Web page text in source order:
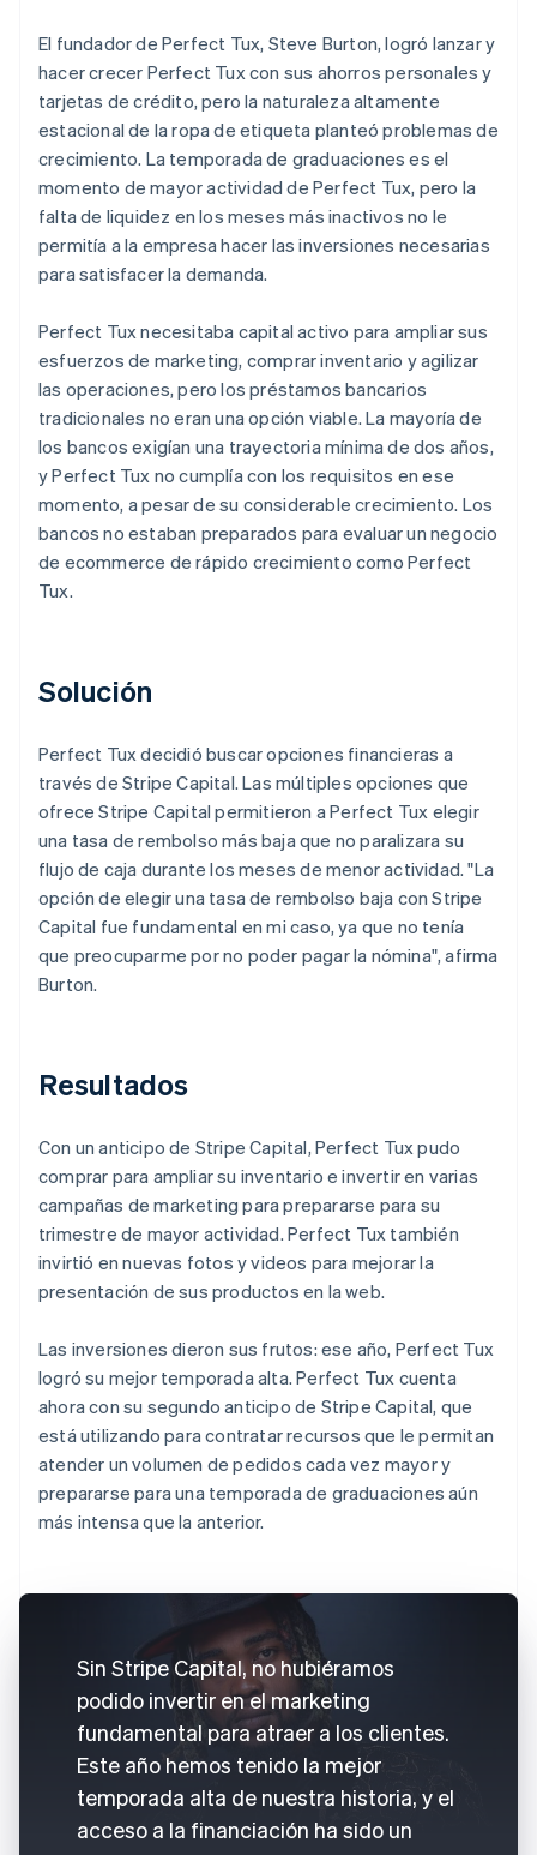
Sesiones de Stripe 2026
Descubre cómo Stripe construye la infraestructura
El fundador de Perfect Tux, Steve Burton, logró lanzar y
hacer crecer Perfect Tux con sus ahorros personales y
tarjetas de crédito, pero la naturaleza altamente
estacional de la ropa de etiqueta planteó problemas de
crecimiento. La temporada de graduaciones es el
momento de mayor actividad de Perfect Tux, pero la
falta de liquidez en los meses más inactivos no le
permitía a la empresa hacer las inversiones necesarias
para satisfacer la demanda.
Perfect Tux necesitaba capital activo para ampliar sus
esfuerzos de marketing, comprar inventario y agilizar
las operaciones, pero los préstamos bancarios
tradicionales no eran una opción viable. La mayoría de
los bancos exigían una trayectoria mínima de dos años,
y Perfect Tux no cumplía con los requisitos en ese
momento, a pesar de su considerable crecimiento. Los
bancos no estaban preparados para evaluar un negocio
de ecommerce de rápido crecimiento como Perfect
Tux.
Solución
Perfect Tux decidió buscar opciones financieras a
través de Stripe Capital. Las múltiples opciones que
ofrece Stripe Capital permitieron a Perfect Tux elegir
una tasa de rembolso más baja que no paralizara su
flujo de caja durante los meses de menor actividad. "La
opción de elegir una tasa de rembolso baja con Stripe
Capital fue fundamental en mi caso, ya que no tenía
que preocuparme por no poder pagar la nómina", afirma
Burton.
Resultados
Con un anticipo de Stripe Capital, Perfect Tux pudo
comprar para ampliar su inventario e invertir en varias
campañas de marketing para prepararse para su
trimestre de mayor actividad. Perfect Tux también
invirtió en nuevas fotos y videos para mejorar la
presentación de sus productos en la web.
Las inversiones dieron sus frutos: ese año, Perfect Tux
logró su mejor temporada alta. Perfect Tux cuenta
ahora con su segundo anticipo de Stripe Capital, que
está utilizando para contratar recursos que le permitan
atender un volumen de pedidos cada vez mayor y
prepararse para una temporada de graduaciones aún
más intensa que la anterior.
Sin Stripe Capital, no hubiéramos
podido invertir en el marketing
fundamental para atraer a los clientes.
Este año hemos tenido la mejor
temporada alta de nuestra historia, y el
acceso a la financiación ha sido un